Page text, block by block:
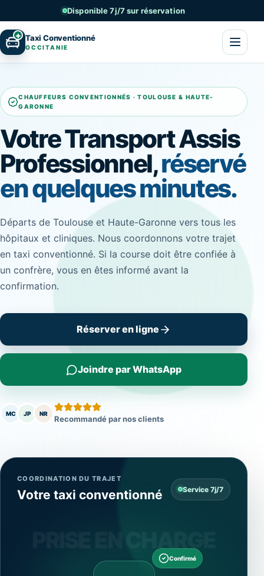
Disponible 7j/7 sur réservation
+ Taxi Conventionné
OCCITANIE
CHAUFFEURS CONVENTIONNÉS · TOULOUSE & HAUTE-
GARONNE
Votre Transport Assis
Professionnel,réservé
en quelques minutes.
Départs de Toulouse et Haute-Garonne vers tous les
hôpitaux et cliniques. Nous coordonnons votre trajet
en taxi conventionné. Si la course doit être confiée à
un confrère, vous en êtes informé avant la
confirmation.
Réserver en ligne
Joindre par WhatsApp
MC JP NR
Recommandé par nos clients
COORDINATION DU TRAJET
Votre taxi conventionné Service 7j/7
Confirmé